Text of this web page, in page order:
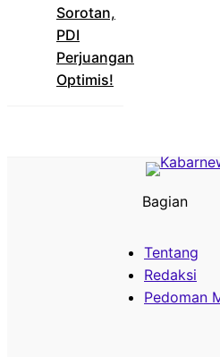
Sorotan,
PDI
Perjuangan
Optimis!
Bagian
Tentang
Redaksi
Pedoman